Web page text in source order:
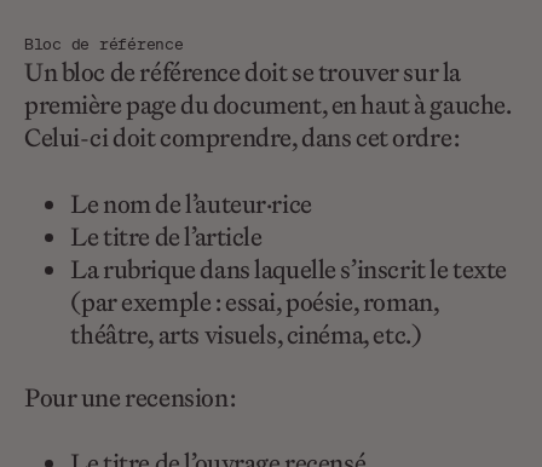
Bloc de référence
Un bloc de référence doit se trouver sur la
première page du document, en haut à gauche.
Celui-ci doit comprendre, dans cet ordre :
Le nom de l’auteur·rice
Le titre de l’article
La rubrique dans laquelle s’inscrit le texte
(par exemple : essai, poésie, roman,
théâtre, arts visuels, cinéma, etc.)
Pour une recension :